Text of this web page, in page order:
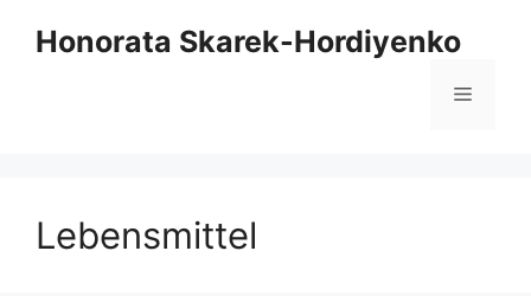
Honorata Skarek-Hordiyenko
Menü
Lebensmittel